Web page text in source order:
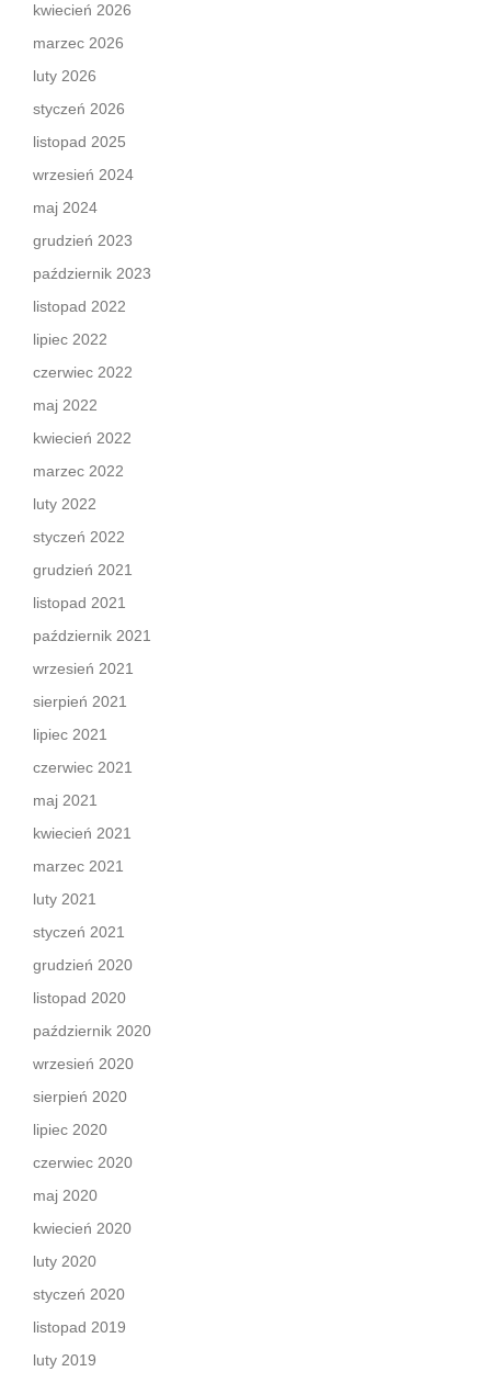
kwiecień 2026
marzec 2026
luty 2026
styczeń 2026
listopad 2025
wrzesień 2024
maj 2024
grudzień 2023
październik 2023
listopad 2022
lipiec 2022
czerwiec 2022
maj 2022
kwiecień 2022
marzec 2022
luty 2022
styczeń 2022
grudzień 2021
listopad 2021
październik 2021
wrzesień 2021
sierpień 2021
lipiec 2021
czerwiec 2021
maj 2021
kwiecień 2021
marzec 2021
luty 2021
styczeń 2021
grudzień 2020
listopad 2020
październik 2020
wrzesień 2020
sierpień 2020
lipiec 2020
czerwiec 2020
maj 2020
kwiecień 2020
luty 2020
styczeń 2020
listopad 2019
luty 2019